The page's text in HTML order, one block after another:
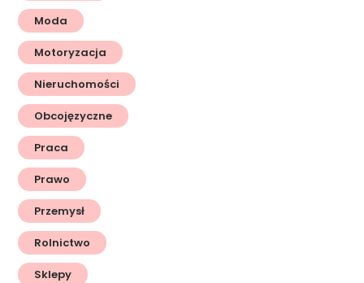
Moda
Motoryzacja
Nieruchomości
Obcojęzyczne
Praca
Prawo
Przemysł
Rolnictwo
Sklepy